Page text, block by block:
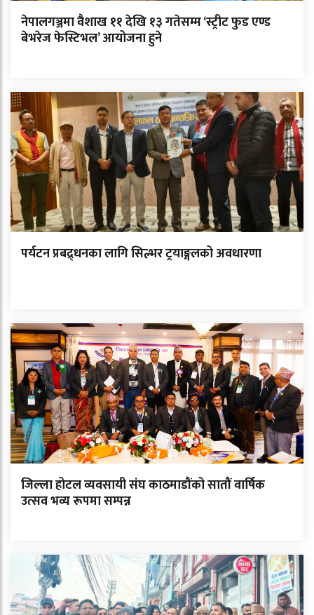
नेपालगञ्जमा वैशाख ११ देखि १३ गतेसम्म ‘स्ट्रीट फुड एण्ड
बेभरेज फेस्टिभल’ आयोजना हुने
पर्यटन प्रबद्र्धनका लागि सिल्भर ट्रयाङ्गलको अवधारणा
जिल्ला होटल व्यवसायी संघ काठमाडौंको सातौं वार्षिक
उत्सव भव्य रूपमा सम्पन्न